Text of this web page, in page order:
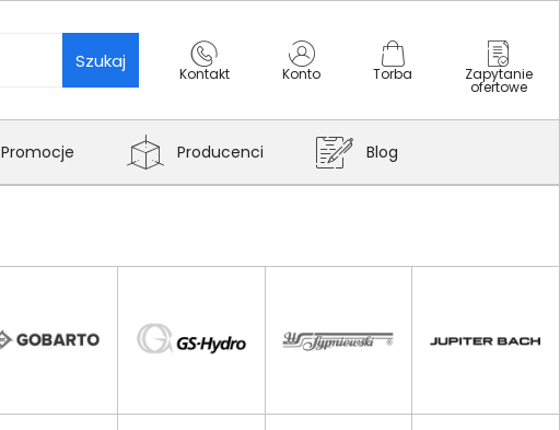
Szukaj
Kontakt Konto Torba Zapytanie
ofertowe
Promocje Producenci Blog